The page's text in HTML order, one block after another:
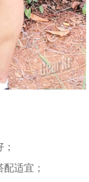
适宜；